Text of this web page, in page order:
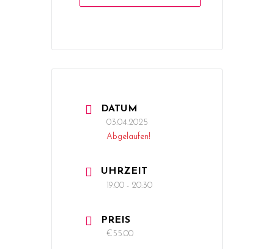
DATUM
03.04.2025
Abgelaufen!
UHRZEIT
19:00 - 20:30
PREIS
€55.00